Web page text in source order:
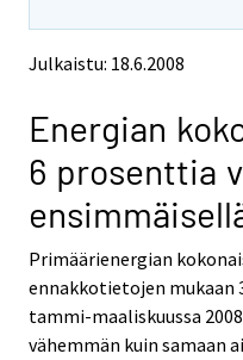
Julkaistu: 18.6.2008
Energian
6 prosenttia
Primäärienergian
ennakkotietojen mukaan
tammi-maaliskuussa
vähemmän kuin samaan